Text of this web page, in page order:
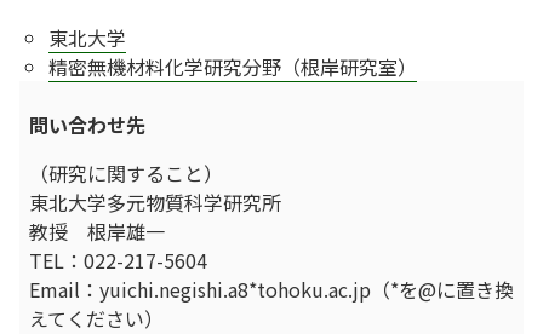
東北大学
精密無機材料化学研究分野（根岸研究室）
問い合わせ先
（研究に関すること）
東北大学多元物質科学研究所
教授 根岸雄一
TEL：022-217-5604
Email：yuichi.negishi.a8*tohoku.ac.jp（*を@に置き換
えてください）